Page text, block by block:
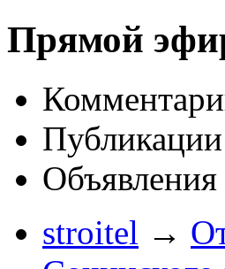
Прямой
Публикации
Объявления
stroitel →